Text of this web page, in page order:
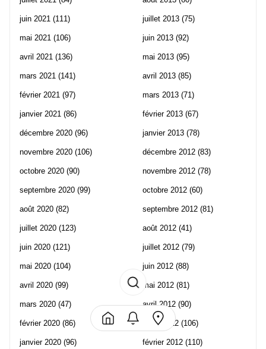
juin 2021 (111)
mai 2021 (106)
avril 2021 (136)
mars 2021 (141)
février 2021 (97)
janvier 2021 (86)
décembre 2020 (96)
novembre 2020 (106)
octobre 2020 (90)
septembre 2020 (99)
août 2020 (82)
juillet 2020 (123)
juin 2020 (121)
mai 2020 (104)
avril 2020 (99)
mars 2020 (47)
février 2020 (86)
janvier 2020 (96)
juillet 2013 (75)
juin 2013 (92)
mai 2013 (95)
avril 2013 (85)
mars 2013 (71)
février 2013 (67)
janvier 2013 (78)
décembre 2012 (83)
novembre 2012 (78)
octobre 2012 (60)
septembre 2012 (81)
août 2012 (41)
juillet 2012 (79)
juin 2012 (88)
mai 2012 (81)
avril 2012 (90)
mars 2012 (106)
février 2012 (110)